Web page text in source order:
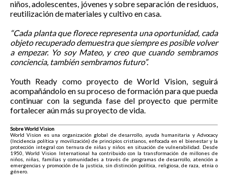
niños, adolescentes, jóvenes y sobre separación de residuos,
reutilización de materiales y cultivo en casa.
“Cada planta que florece representa una oportunidad, cada
objeto recuperado demuestra que siempre es posible volver
a empezar. Yo soy Mateo, y creo que cuando sembramos
conciencia, también sembramos futuro”.
Youth Ready como proyecto de World Vision, seguirá
acompañándolo en su proceso de formación para que pueda
continuar con la segunda fase del proyecto que permite
fortalecer aún más su proyecto de vida.
Sobre World Vision
World Vision es una organización global de desarrollo, ayuda humanitaria y Advocacy
(Incidencia política y movilización) de principios cristianos, enfocada en el bienestar y la
protección integral con ternura de niñas y niños en situación de vulnerabilidad. Desde
1950, World Vision International ha contribuido con la transformación de millones de
niños, niñas, familias y comunidades a través de programas de desarrollo, atención a
emergencias y promoción de la justicia, sin distinción política, religiosa, de raza, etnia o
género.